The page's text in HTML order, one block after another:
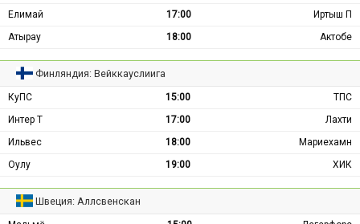
Елимай
17:00
Иртыш П
Атырау
18:00 Актобе
Финляндия: Вейккауслиига
КуПС 15:00
ТПС
Интер Т
17:00
Лахти
Ильвес
18:00
Мариехамн
Оулу
19:00 ХИК
Швеция: Аллсвенскан